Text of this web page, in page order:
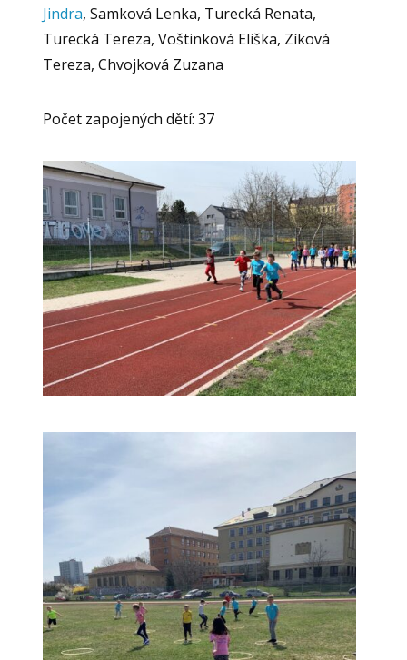
Jindra, Samková Lenka, Turecká Renata,
Turecká Tereza, Voštinková Eliška, Zíková
Tereza, Chvojková Zuzana
Počet zapojených dětí: 37